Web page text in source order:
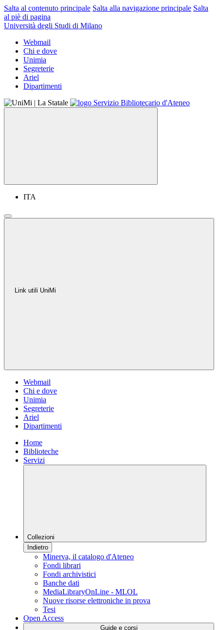
Salta al contenuto principale Salta alla navigazione principale Salta
al piè di pagina
Università degli Studi di Milano
Webmail
Chi e dove
Unimia
Segreterie
Ariel
Dipartimenti
ITA
Link utili UniMi
Webmail
Chi e dove
Unimia
Segreterie
Ariel
Dipartimenti
Home
Biblioteche
Servizi
Collezioni
Indietro
Minerva, il catalogo d'Ateneo
Fondi librari
Fondi archivistici
Banche dati
MediaLibraryOnLine - MLOL
Nuove risorse elettroniche in prova
Tesi
Open Access
Guide e corsi